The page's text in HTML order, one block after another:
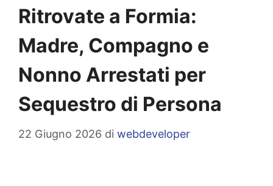
Ritrovate a Formia:
Madre, Compagno e
Nonno Arrestati per
Sequestro di Persona
22 Giugno 2026 di webdeveloper